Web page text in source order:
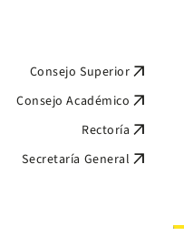
Consejo Superior arrow_outward
Consejo Académico arrow_outward
Rectoría arrow_outward
Secretaría General arrow_outward